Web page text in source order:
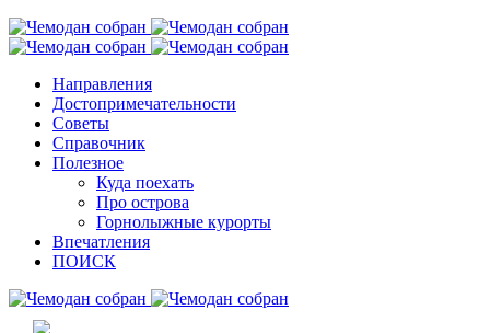
Направления
Достопримечательности
Советы
Справочник
Полезное
Куда поехать
Про острова
Горнолыжные курорты
Впечатления
ПОИСК